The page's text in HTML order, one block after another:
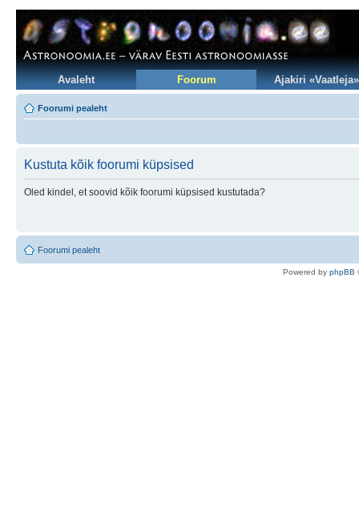
Avaleht Foorum Ajakiri «Vaatleja»
Foorumi pealeht
Kustuta kõik foorumi küpsised
Oled kindel, et soovid kõik foorumi küpsised kustutada?
Foorumi pealeht
Powered by phpBB